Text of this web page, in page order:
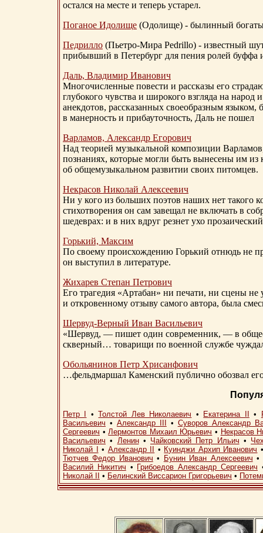
остался на месте и теперь устарел.
Поганое Идолище (Одолище) - былинный
Педрилло (Пьетро-Мира Pedrillo) - известный
прибывший в Петербург для пения ролей буффа
Даль, Владимир Иванович
Многочисленные повести и рассказы его
глубокого чувства и широкого взгляда на
анекдотов, рассказанных своеобразным
в манерность и прибауточность, Даль не пошел
Варламов, Александр Егорович
Над теорией музыкальной композиции
познаниях, которые могли быть вынесены им из
об общемузыкальном развитии своих питомцев.
Некрасов Николай Алексеевич
Ни у кого из больших поэтов наших нет такого
стихотворения он сам завещал не включать в
шедеврах: и в них вдруг резнет ухо
Горький, Максим
По своему происхождению Горький отнюдь не
он выступил в литературе.
Жихарев Степан Петрович
Его трагедия «Артабан» ни печати, ни сцены
и откровенному отзыву самого автора, была
Шервуд-Верный Иван Васильевич
«Шервуд, — пишет один современник, — в
скверный… товарищи по военной службе
Обольянинов Петр Хрисанфович
…фельдмаршал Каменский публично обозвал
Петр I •Толстой Лев Николаевич • Екатерина II •
Васильевич • Александр III • Суворов Александр
Сергеевич •Лермонтов Михаил Юрьевич • Некрасов
Васильевич • Ленин• Чайковский Петр Ильич •
Николай I
• Александр II • Куинджи Архип Иванович
Тютчев Федор Иванович • Бунин Иван Алексеевич •
Василий Никитич • Грибоедов Александр Сергеевич
Николай II
• Белинский Виссарион Григорьевич •